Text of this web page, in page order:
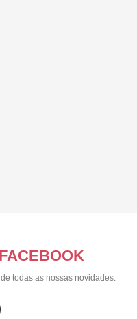
FACEBOOK
todas as nossas novidades.